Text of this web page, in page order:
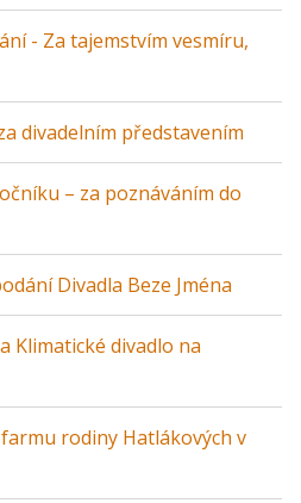
- Za tajemstvím vesmíru,
divadelním představením
– za poznáváním do
Divadla Beze Jména
Klimatické divadlo na
rodiny Hatlákových v